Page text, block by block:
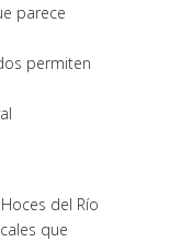
parece
permiten
del Río
que